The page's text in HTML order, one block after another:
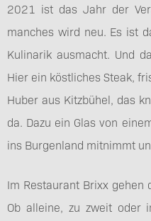
2021 ist das Jahr der
manches wird neu. Es ist
Kulinarik ausmacht. Und
Hier ein köstliches Steak,
Huber aus Kitzbühel, das
da. Dazu ein Glas von
ins Burgenland mitnimmt
Im Restaurant Brixx gehen
Ob alleine, zu zweit oder